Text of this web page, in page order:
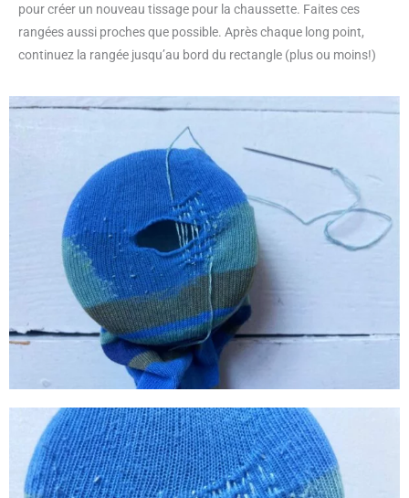
pour créer un nouveau tissage pour la chaussette. Faites ces
rangées aussi proches que possible. Après chaque long point,
continuez la rangée jusqu’au bord du rectangle (plus ou moins!)